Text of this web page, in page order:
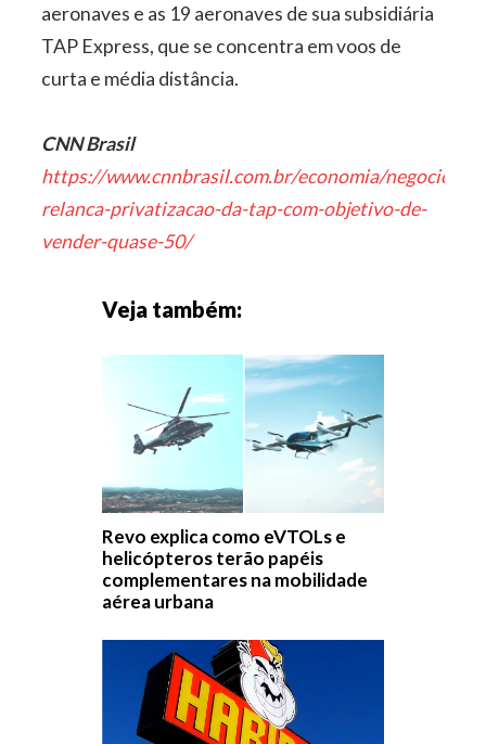
aeronaves e as 19 aeronaves de sua subsidiária
TAP Express, que se concentra em voos de
curta e média distância.
CNN Brasil
https://www.cnnbrasil.com.br/economia/negocios/
relanca-privatizacao-da-tap-com-objetivo-de-
vender-quase-50/
Veja também:
Revo explica como eVTOLs e
helicópteros terão papéis
complementares na mobilidade
aérea urbana